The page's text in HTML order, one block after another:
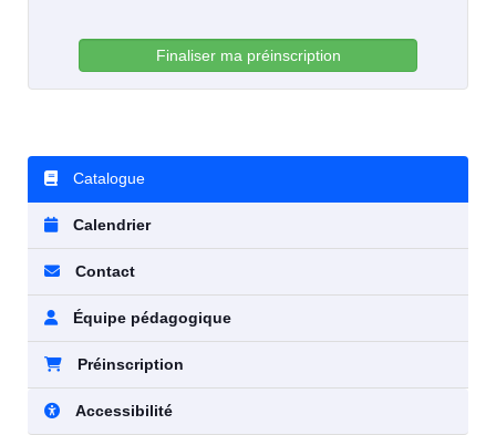
Finaliser ma préinscription
Catalogue
Calendrier
Contact
Équipe pédagogique
Préinscription
Accessibilité